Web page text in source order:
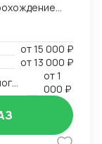
логистика:
от15 000 ₽
от13 000 ₽
от1
000 ₽